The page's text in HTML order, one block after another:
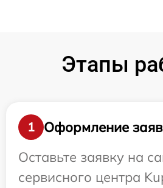
Этапы
1
Оформление
Оставьте заявку на
сервисного центра